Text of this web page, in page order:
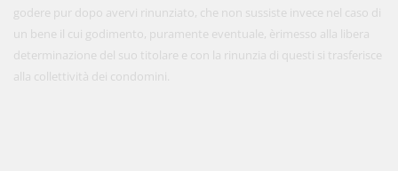
godere pur dopo avervi rinunziato, che non sussiste invece nel caso di
un bene il cui godimento, puramente eventuale, èrimesso alla libera
determinazione del suo titolare e con la rinunzia di questi si trasferisce
alla collettività dei condomini.